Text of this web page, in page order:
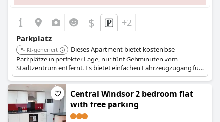
$ +2
Parkplatz
KI-generiert
Dieses Apartment bietet kostenlose
Parkplätze in perfekter Lage, nur fünf Gehminuten vom
Stadtzentrum entfernt. Es bietet einfachen Fahrzeugzugang für
Ausflüge nach Legoland und Ascot und gleichzeitig städtischen
Komfort.
Central Windsor 2 bedroom flat
with free parking